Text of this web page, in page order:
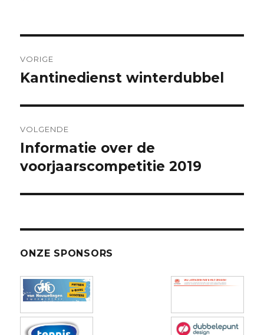
navigatie
VORIGE
Vorig
Kantinedienst winterdubbel
VOLGENDE
Volgend
bericht:
Informatie over de
voorjaarscompetitie 2019
ONZE SPONSORS